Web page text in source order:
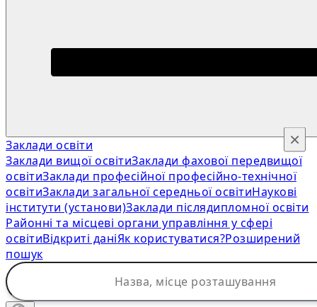
Заклади освіти
Заклади вищої освітиЗаклади фахової передвищої
освітиЗаклади професійної професійно-технічної
освітиЗаклади загальної середньої освітиНаукові
інститути (установи)Заклади післядипломної освіти
Районні та місцеві органи управління у сфері
освітиВідкриті даніЯк користуватися?Розширений
пошук
×